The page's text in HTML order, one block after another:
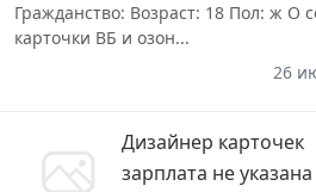
Гражданство: Возраст: 18 Пол: ж О
карточки ВБ и озон...
26
Дизайнер карточек
зарплата не указана